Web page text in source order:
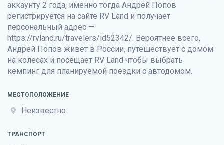
аккаунту 2 года, именно тогда Андрей Попов
регистрируется на сайте RV Land и получает
персональный адрес —
https://rvland.ru/travelers/id52342/. Вероятнее всего,
Андрей Попов живёт в России, путешествует с домом
на колесах и посещает RV Land чтобы выбрать
кемпинг для планируемой поездки с автодомом.
МЕСТОПОЛОЖЕНИЕ
Неизвестно
ТРАНСПОРТ